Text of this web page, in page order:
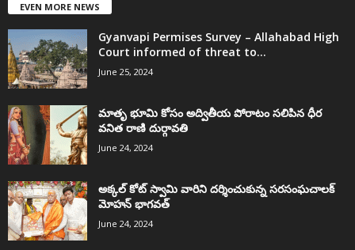
EVEN MORE NEWS
Gyanvapi Permises Survey – Allahabad High
Court informed of threat to...
June 25, 2024
మాతృ భూమి కోసం అద్వితీయ పోరాటం సలిపిన ధీర
వనిత రాణి దుర్గావతి
June 24, 2024
అక్కల్‌ కోట్‌ స్వామి వారిని దర్శించుకున్న సరసంఘచాలక్
మోహన్ భాగవత్
June 24, 2024